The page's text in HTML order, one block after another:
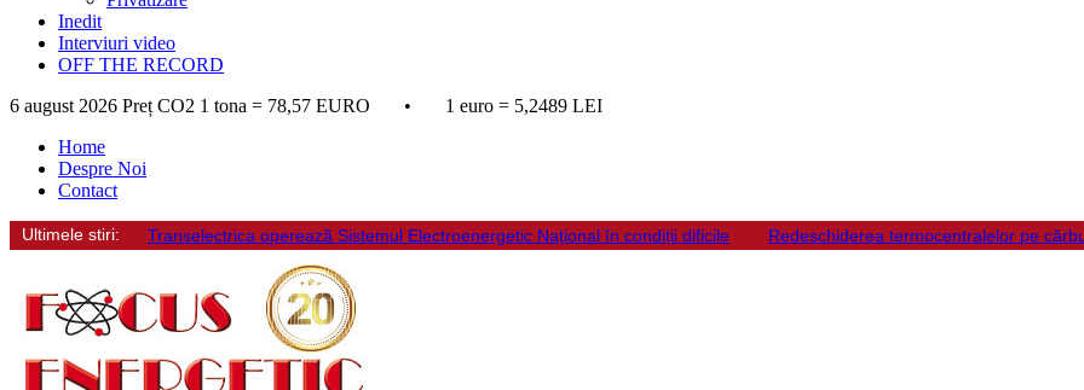
Inedit
Interviuri video
OFF THE RECORD
6 august 2026 Preț CO2 1 tona = 78,57 EURO • 1 euro = 5,2489 LEI
Home
Despre Noi
Contact
Ultimele stiri: Transelectrica opereazã Sistemul Electroenergetic Național în condiții dificile Redeschiderea termocentralelor pe